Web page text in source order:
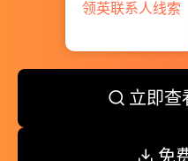
领英联系人线索
立即查
免